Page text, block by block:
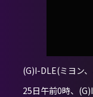
(G)I-DLE(ミヨン
25日午前0時、